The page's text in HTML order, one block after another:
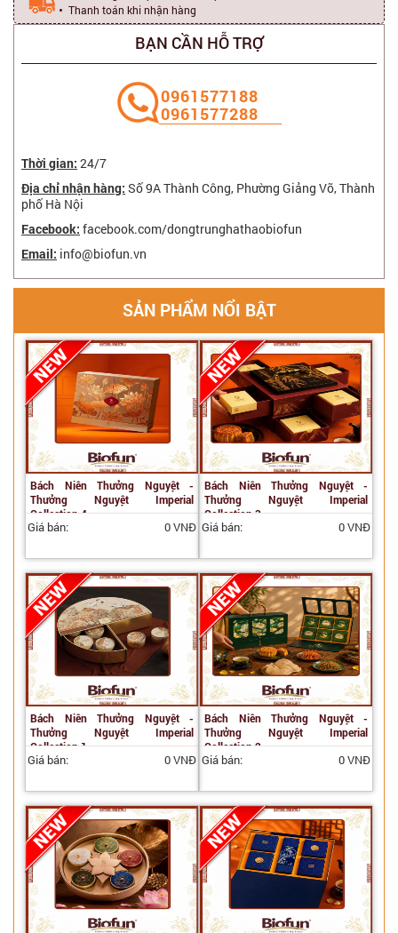
Thanh toán khi nhận hàng
BẠN CẦN HỖ TRỢ
‭0961577188
0961577288
Thời gian: 24/7
Địa chỉ nhận hàng: Số 9A Thành Công, Phường Giảng Võ, Thành
phố Hà Nội
Facebook: facebook.com/dongtrunghathaobiofun
Email: info@biofun.vn
SẢN PHẨM NỔI BẬT
Bách Niên Thưởng Nguyệt -
Thưởng Nguyệt Imperial
Collection 4
Giá bán: 0 VNĐ
Bách Niên Thưởng Nguyệt -
Thưởng Nguyệt Imperial
Collection 3
Giá bán: 0 VNĐ
Bách Niên Thưởng Nguyệt -
Thưởng Nguyệt Imperial
Collection 1
Giá bán: 0 VNĐ
Bách Niên Thưởng Nguyệt -
Thưởng Nguyệt Imperial
Collection 2
Giá bán: 0 VNĐ